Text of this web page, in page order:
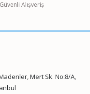
hatalar bulunuyor.
Alışveriş
Mert Sk. No:8/A,